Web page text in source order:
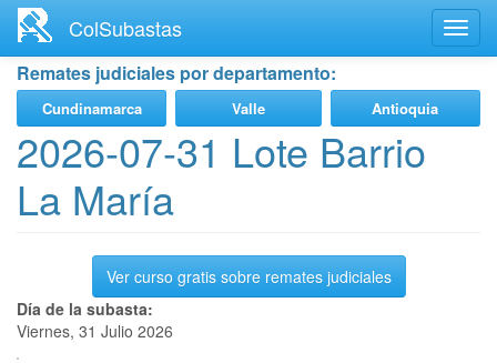
contenido
principal
ColSubastas
Remates judiciales por departamento:
Cundinamarca Valle Antioquia
2026-07-31 Lote Barrio
La María
Ver curso gratis sobre remates judiciales
Día de la subasta:
Viernes, 31 Julio 2026